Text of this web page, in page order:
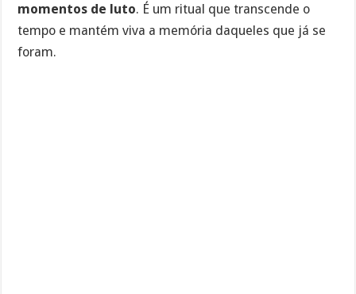
momentos de luto. É um ritual que transcende o
tempo e mantém viva a memória daqueles que já se
foram.